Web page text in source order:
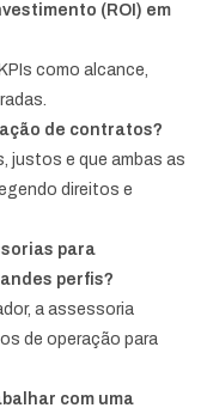
(ROI) em
como alcance,
de contratos?
justos e que ambas as
direitos e
para
perfis?
a assessoria
de operação para
com uma